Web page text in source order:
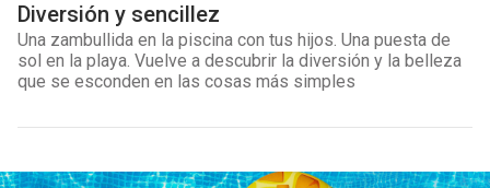
Diversión y sencillez
Una zambullida en la piscina con tus hijos. Una puesta de
sol en la playa. Vuelve a descubrir la diversión y la belleza
que se esconden en las cosas más simples